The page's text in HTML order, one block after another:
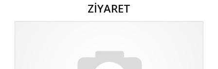
ZİYARET